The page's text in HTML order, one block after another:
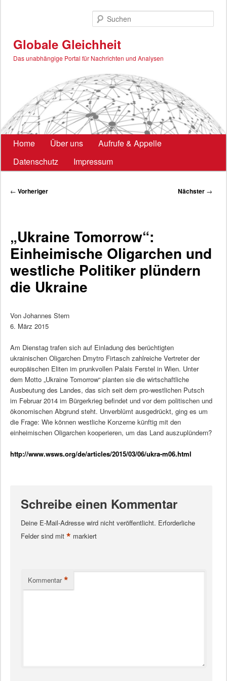
Globale Gleichheit
Das unabhängige Portal für Nachrichten und Analysen
Hauptmenü
Home Über uns
Aufrufe & Appelle
Datenschutz
Impressum
Beitragsnavigation
← Vorheriger Nächster →
„Ukraine Tomorrow“:
Einheimische Oligarchen und
westliche Politiker plündern
die Ukraine
Von Johannes Stern
6. März 2015
Am Dienstag trafen sich auf Einladung des berüchtigten
ukrainischen Oligarchen Dmytro Firtasch zahlreiche Vertreter der
europäischen Eliten im prunkvollen Palais Ferstel in Wien. Unter
dem Motto „Ukraine Tomorrow“ planten sie die wirtschaftliche
Ausbeutung des Landes, das sich seit dem pro-westlichen Putsch
im Februar 2014 im Bürgerkrieg befindet und vor dem politischen und
ökonomischen Abgrund steht. Unverblümt ausgedrückt, ging es um
die Frage: Wie können westliche Konzerne künftig mit den
einheimischen Oligarchen kooperieren, um das Land auszuplündern?
http://www.wsws.org/de/articles/2015/03/06/ukra-m06.html
Schreibe einen Kommentar
Deine E-Mail-Adresse wird nicht veröffentlicht. Erforderliche
Felder sind mit * markiert
Kommentar *